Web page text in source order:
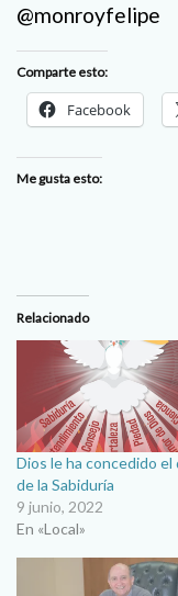
@monroyfelipe
Comparte esto:
Facebook
Me gusta esto:
Relacionado
Dios le ha concedido el
de la Sabiduría
9 junio, 2022
En «Local»